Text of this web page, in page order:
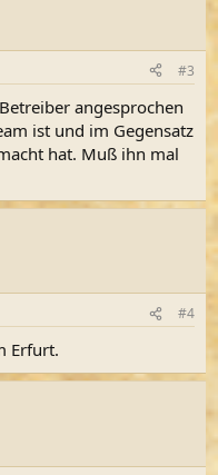
#3
angesprochen
ist und im Gegensatz
hat. Muß ihn mal
#4
Erfurt.